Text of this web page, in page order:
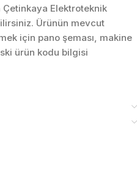
Elektroteknik
Ürünün mevcut
için pano şeması, makine
ürün kodu bilgisi